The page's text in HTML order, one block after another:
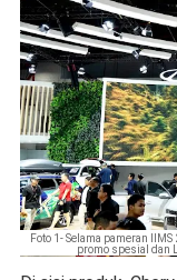
Foto 1- Selama pameran
promo spesial dan